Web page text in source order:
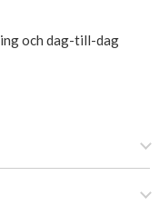
och dag-till-dag